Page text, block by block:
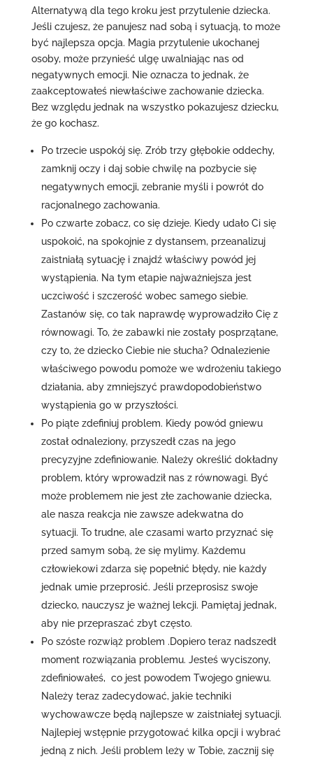
Alternatywą dla tego kroku jest przytulenie dziecka.
Jeśli czujesz, że panujesz nad sobą i sytuacją, to może
być najlepsza opcja. Magia przytulenie ukochanej
osoby, może przynieść ulgę uwalniając nas od
negatywnych emocji. Nie oznacza to jednak, że
zaakceptowałeś niewłaściwe zachowanie dziecka.
Bez względu jednak na wszystko pokazujesz dziecku,
że go kochasz.
Po trzecie uspokój się. Zrób trzy głębokie oddechy,
zamknij oczy i daj sobie chwilę na pozbycie się
negatywnych emocji, zebranie myśli i powrót do
racjonalnego zachowania.
Po czwarte zobacz, co się dzieje. Kiedy udało Ci się
uspokoić, na spokojnie z dystansem, przeanalizuj
zaistniałą sytuację i znajdź właściwy powód jej
wystąpienia. Na tym etapie najważniejsza jest
uczciwość i szczerość wobec samego siebie.
Zastanów się, co tak naprawdę wyprowadziło Cię z
równowagi. To, że zabawki nie zostały posprzątane,
czy to, że dziecko Ciebie nie słucha? Odnalezienie
właściwego powodu pomoże we wdrożeniu takiego
działania, aby zmniejszyć prawdopodobieństwo
wystąpienia go w przyszłości.
Po piąte zdefiniuj problem. Kiedy powód gniewu
został odnaleziony, przyszedł czas na jego
precyzyjne zdefiniowanie. Należy określić dokładny
problem, który wprowadził nas z równowagi. Być
może problemem nie jest złe zachowanie dziecka,
ale nasza reakcja nie zawsze adekwatna do
sytuacji. To trudne, ale czasami warto przyznać się
przed samym sobą, że się mylimy. Każdemu
człowiekowi zdarza się popełnić błędy, nie każdy
jednak umie przeprosić. Jeśli przeprosisz swoje
dziecko, nauczysz je ważnej lekcji. Pamiętaj jednak,
aby nie przepraszać zbyt często.
Po szóste rozwiąż problem .Dopiero teraz nadszedł
moment rozwiązania problemu. Jesteś wyciszony,
zdefiniowałeś, co jest powodem Twojego gniewu.
Należy teraz zadecydować, jakie techniki
wychowawcze będą najlepsze w zaistniałej sytuacji.
Najlepiej wstępnie przygotować kilka opcji i wybrać
jedną z nich. Jeśli problem leży w Tobie, zacznij się